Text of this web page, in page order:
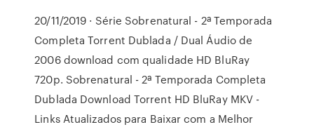
20/11/2019 · Série Sobrenatural - 2ª Temporada
Completa Torrent Dublada / Dual Áudio de
2006 download com qualidade HD BluRay
720p. Sobrenatural - 2ª Temporada Completa
Dublada Download Torrent HD BluRay MKV -
Links Atualizados para Baixar com a Melhor